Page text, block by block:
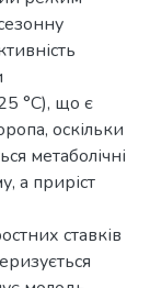
°C), що є
оскільки
метаболічні
а приріст
ставків